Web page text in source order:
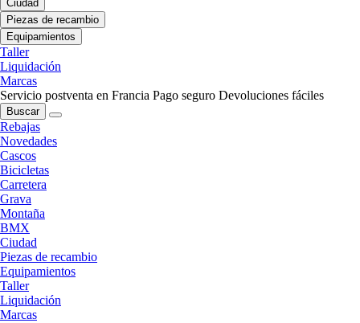
Ciudad
Piezas de recambio
Equipamientos
Taller
Liquidación
Marcas
Servicio postventa en Francia Pago seguro Devoluciones fáciles
Buscar
Rebajas
Novedades
Cascos
Bicicletas
Carretera
Grava
Montaña
BMX
Ciudad
Piezas de recambio
Equipamientos
Taller
Liquidación
Marcas